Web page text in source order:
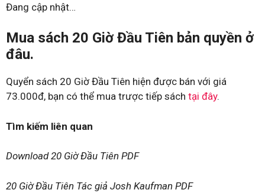
Đang cập nhật…
Mua sách 20 Giờ Đầu Tiên bản quyền ở
đâu.
Quyển sách 20 Giờ Đầu Tiên hiện được bán với giá
73.000đ, bạn có thể mua trược tiếp sách tại đây.
Tìm kiếm liên quan
Download 20 Giờ Đầu Tiên PDF
20 Giờ Đầu Tiên Tác giả Josh Kaufman PDF